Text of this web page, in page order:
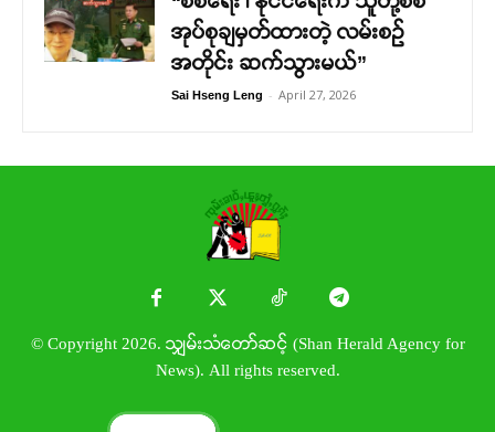
အုပ်စုချမှတ်ထားတဲ့ လမ်းစဉ်
အတိုင်း ဆက်သွားမယ်”
Sai Hseng Leng - April 27, 2026
© Copyright 2026. သျှမ်းသံတော်ဆင့် (Shan Herald Agency for
News). All rights reserved.